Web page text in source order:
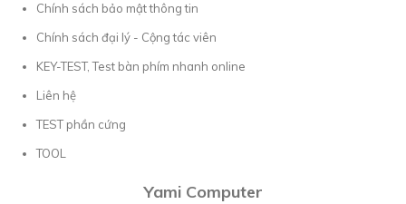
Chính sách bảo mật thông tin
Chính sách đại lý - Cộng tác viên
KEY-TEST, Test bàn phím nhanh online
Liên hệ
TEST phần cứng
TOOL
Yami Computer